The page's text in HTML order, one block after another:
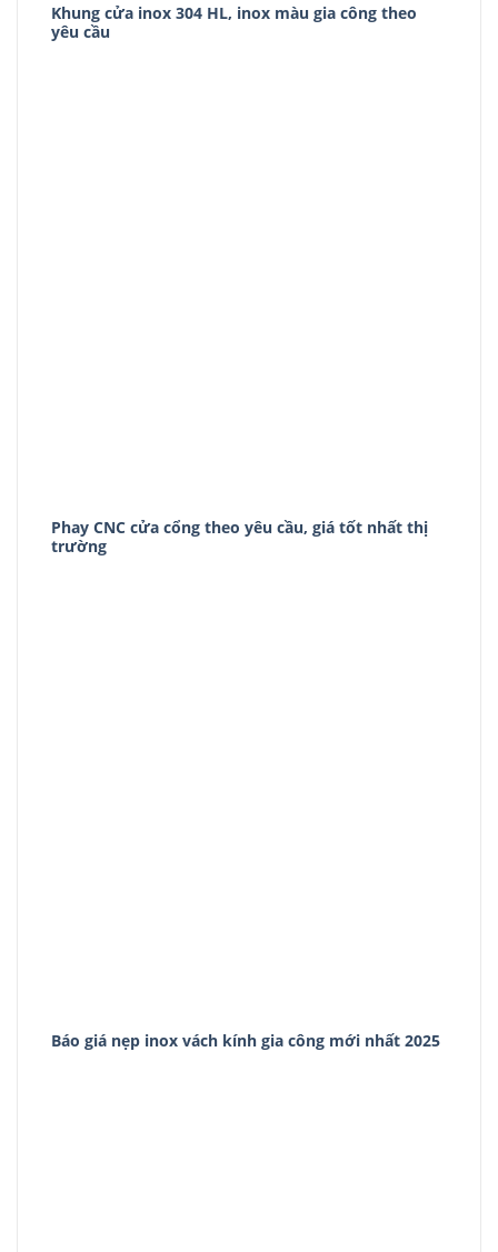
Khung cửa inox 304 HL, inox màu gia công theo
yêu cầu
Phay CNC cửa cổng theo yêu cầu, giá tốt nhất thị
trường
Báo giá nẹp inox vách kính gia công mới nhất 2025